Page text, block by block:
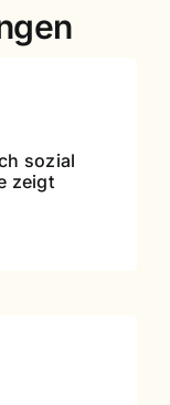
sozial
zeigt